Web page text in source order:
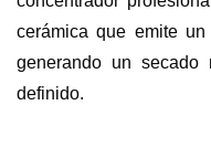
cerámica que emite
generando un
definido.